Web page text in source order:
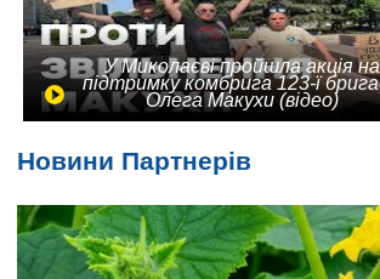
У Миколаєві пройшла акція на
підтримку комбрига 123-ї
Олега Макухи (відео)